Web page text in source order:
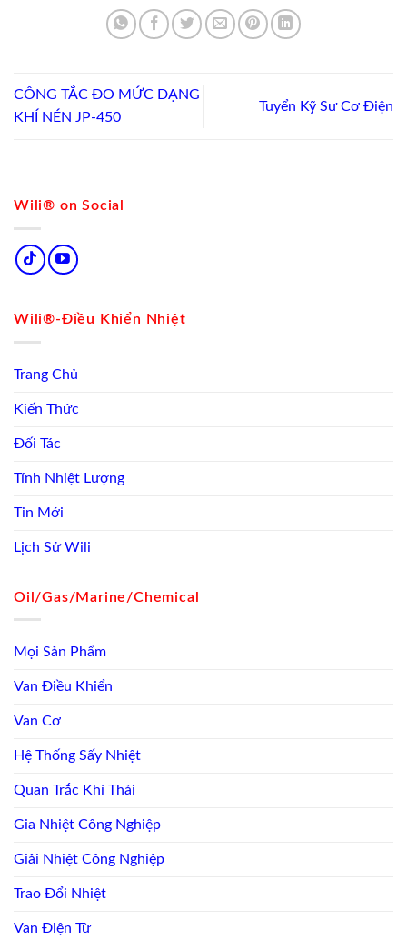
Wili® on Social
Wili®-Điều Khiển Nhiệt
Trang Chủ
Kiến Thức
Đối Tác
Tính Nhiệt Lượng
Tin Mới
Lịch Sử Wili
Oil/Gas/Marine/Chemical
Mọi Sản Phẩm
Van Điều Khiển
Van Cơ
Hệ Thống Sấy Nhiệt
Quan Trắc Khí Thải
Gia Nhiệt Công Nghiệp
Giải Nhiệt Công Nghiệp
Trao Đổi Nhiệt
Van Điện Từ
CÔNG TẮC ĐO MỨC DẠNG
KHÍ NÉN JP-450
Tuyển Kỹ Sư Cơ Điện